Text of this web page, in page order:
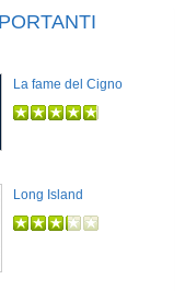
La fame del Cigno
Long Island